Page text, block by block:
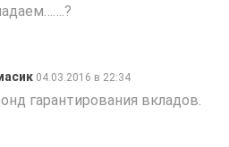
04.03.2016 в 22:34
гарантирования вкладов.